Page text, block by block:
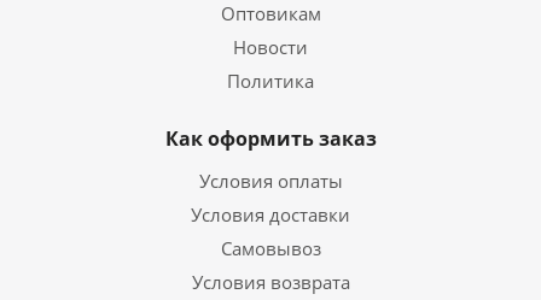
Оптовикам
Новости
Политика
Как оформить заказ
Условия оплаты
Условия доставки
Самовывоз
Условия возврата